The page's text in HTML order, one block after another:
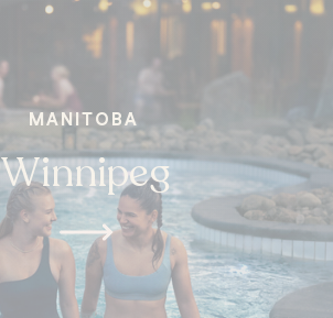
MANITOBA
Winnipeg